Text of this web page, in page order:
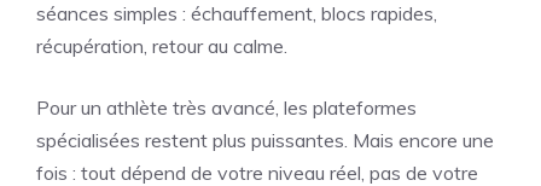
séances simples : échauffement, blocs rapides,
récupération, retour au calme.
Pour un athlète très avancé, les plateformes
spécialisées restent plus puissantes. Mais encore une
fois : tout dépend de votre niveau réel, pas de votre